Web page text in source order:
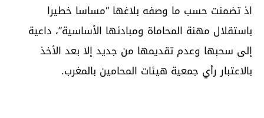
اذ تضمنت حسب ما وصفه بلاغها “مساسا خطيرا
باستقلال مهنة المحاماة ومبادئها الأساسية”، داعية
إلى سحبها وعدم تقديمها من جديد إلا بعد الأخذ
بالاعتبار رأي جمعية هيئات المحامين بالمغرب.